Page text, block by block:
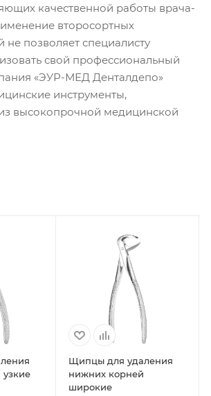
качественной работы врача-
второсортных
не позволяет специалисту
свой профессиональный
«ЭУР-МЕД Денталдепо»
инструменты,
высокопрочной медицинской
Щипцы для удаления
нижних корней
широкие